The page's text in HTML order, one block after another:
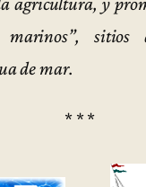
marinos”, sitios
de mar.
* * *